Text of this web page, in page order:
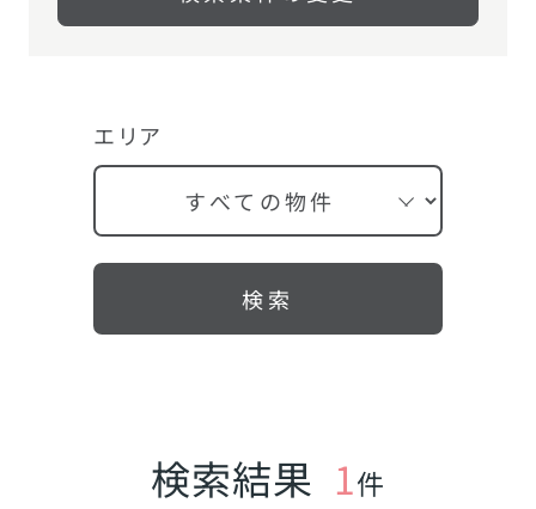
エリア
検索
検索結果 1件